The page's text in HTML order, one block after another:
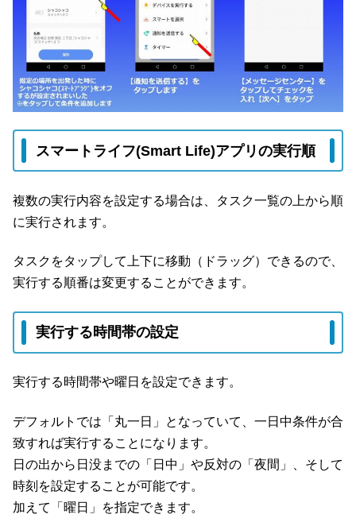
スマートライフ(Smart Life)アプリの実行順
複数の実行内容を設定する場合は、タスク一覧の上から順
に実行されます。
タスクをタップして上下に移動（ドラッグ）できるので、
実行する順番は変更することができます。
実行する時間帯の設定
実行する時間帯や曜日を設定できます。
デフォルトでは「丸一日」となっていて、一日中条件が合
致すれば実行することになります。
日の出から日没までの「日中」や反対の「夜間」、そして
時刻を設定することが可能です。
加えて「曜日」を指定できます。